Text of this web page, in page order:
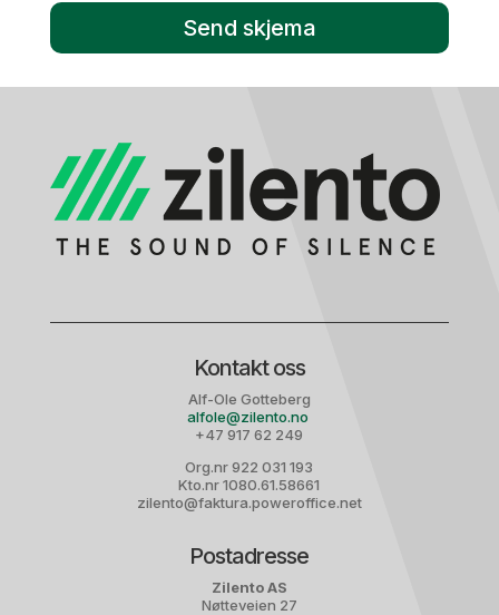
Send skjema
Kontakt oss
Alf-Ole Gotteberg
alfole@zilento.no
+47 917 62 249
Org.nr 922 031 193
Kto.nr 1080.61.58661
zilento@faktura.poweroffice.net
Postadresse
Zilento AS
Nøtteveien 27